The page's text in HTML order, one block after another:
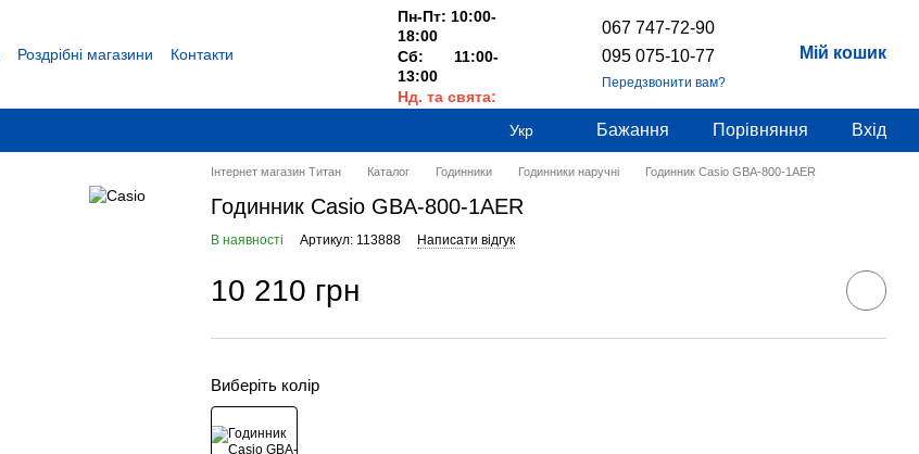
Роздрібні магазини
Контакти
Пн-Пт: 10:00-
18:00
Сб: 11:00-
13:00
Нд. та свята:
067 747-72-90
095 075-10-77
Передзвонити вам?
Мій кошик
Укр Бажання Порівняння Вхід
Інтернет магазин Титан Каталог Годинники Годинники наручні Годинник Casio GBA-800-1AER
Годинник Casio GBA-800-1AER
В наявності Артикул: 113888 Написати відгук
10 210 грн
Виберіть колір